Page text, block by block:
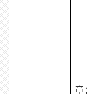
章